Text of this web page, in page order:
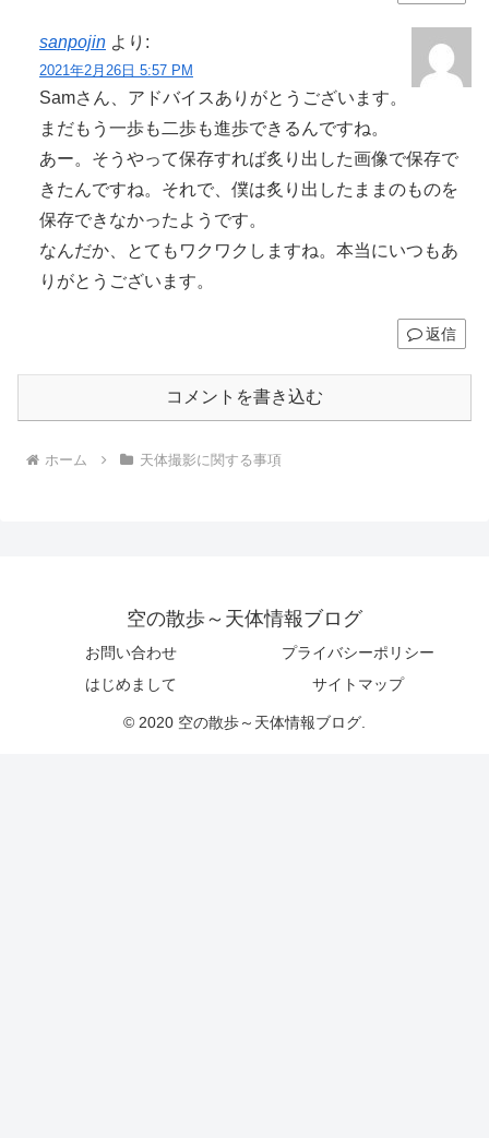
sanpojin より:
2021年2月26日 5:57 PM
Samさん、アドバイスありがとうございます。
まだもう一歩も二歩も進歩できるんですね。
あー。そうやって保存すれば炙り出した画像で保存で
きたんですね。それで、僕は炙り出したままのものを
保存できなかったようです。
なんだか、とてもワクワクしますね。本当にいつもあ
りがとうございます。
返信
コメントを書き込む
ホーム 天体撮影に関する事項
空の散歩～天体情報ブログ
お問い合わせ
プライバシーポリシー
はじめまして
サイトマップ
© 2020 空の散歩～天体情報ブログ.